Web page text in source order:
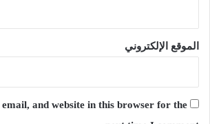
الموقع الإلكتروني
email, and website in this browser for the